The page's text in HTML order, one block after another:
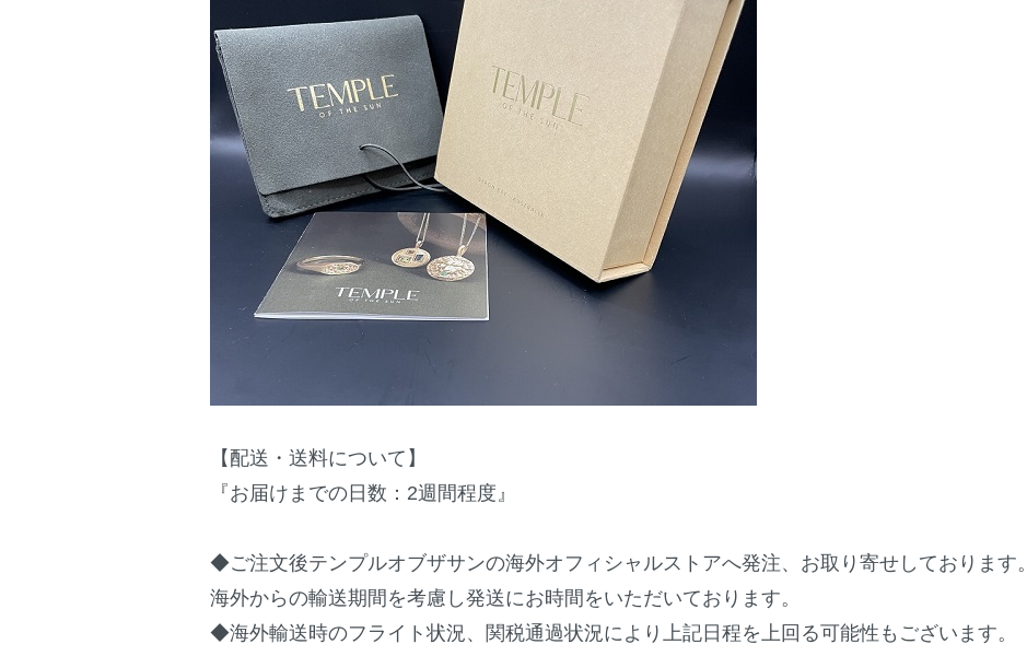
【配送・送料について】
『お届けまでの日数：2週間程度』
◆ご注文後テンプルオブザサンの海外オフィシャルストアへ発注、お取り寄せしております。
海外からの輸送期間を考慮し発送にお時間をいただいております。
◆海外輸送時のフライト状況、関税通過状況により上記日程を上回る可能性もございます。